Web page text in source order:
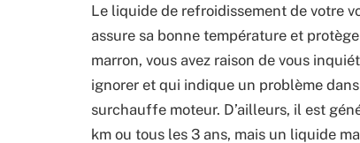
Le liquide de refroidissement de votre
assure sa bonne température et
marron, vous avez raison de vous
ignorer et qui indique un problème
surchauffe moteur. D’ailleurs, il est
km ou tous les 3 ans, mais un liquide